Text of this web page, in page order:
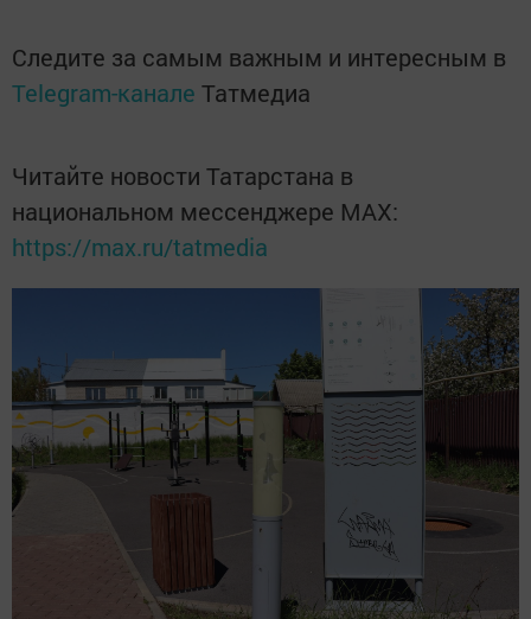
Следите за самым важным и интересным в
Telegram-канале Татмедиа
Читайте новости Татарстана в
национальном мессенджере MАХ:
https://max.ru/tatmedia